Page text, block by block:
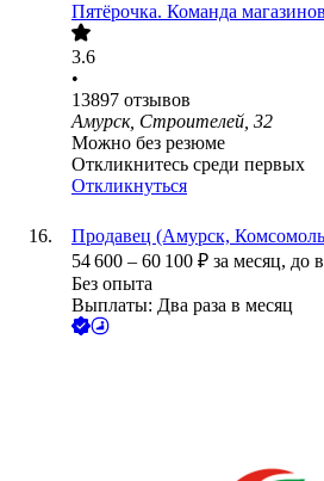
Пятёрочка. Команда магазинов
3.6
•
13897 отзывов
Амурск, Строителей, 32
Можно без резюме
Откликнитесь среди первых
Откликнуться
Продавец (Амурск,
54 600 – 60 100 ₽ за месяц, до
Без опыта
Выплаты: Два раза в месяц